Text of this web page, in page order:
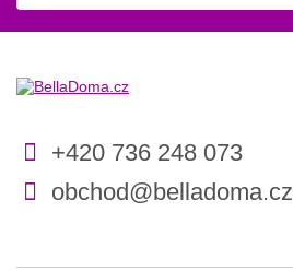
+420 736 248 073
obchod@belladoma.cz